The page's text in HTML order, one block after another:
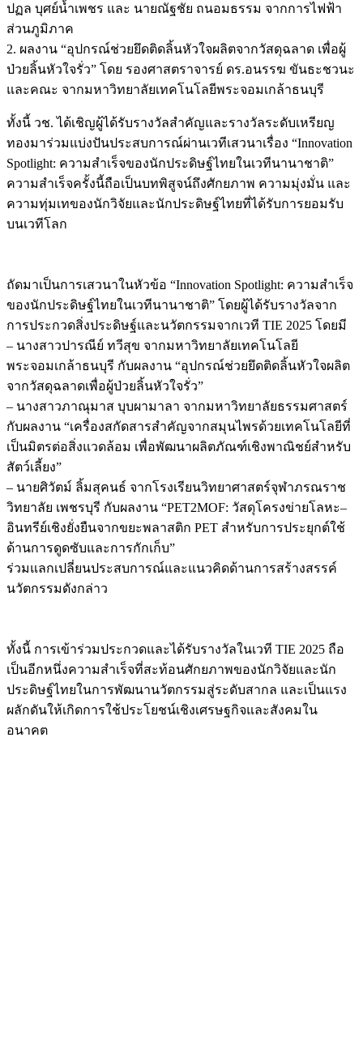
ปฏล บุศย์น้ำเพชร และ นายณัฐชัย ถนอมธรรม จากการไฟฟ้า
ส่วนภูมิภาค
2. ผลงาน “อุปกรณ์ช่วยยึดติดลิ้นหัวใจผลิตจากวัสดุฉลาด เพื่อผู้
ป่วยลิ้นหัวใจรั่ว” โดย รองศาสตราจารย์ ดร.อนรรฆ ขันธะชวนะ
และคณะ จากมหาวิทยาลัยเทคโนโลยีพระจอมเกล้าธนบุรี
ทั้งนี้ วช. ได้เชิญผู้ได้รับรางวัลสำคัญและรางวัลระดับเหรียญ
ทองมาร่วมแบ่งปันประสบการณ์ผ่านเวทีเสวนาเรื่อง “Innovation
Spotlight: ความสำเร็จของนักประดิษฐ์ไทยในเวทีนานาชาติ”
ความสำเร็จครั้งนี้ถือเป็นบทพิสูจน์ถึงศักยภาพ ความมุ่งมั่น และ
ความทุ่มเทของนักวิจัยและนักประดิษฐ์ไทยที่ได้รับการยอมรับ
บนเวทีโลก
ถัดมาเป็นการเสวนาในหัวข้อ “Innovation Spotlight: ความสำเร็จ
ของนักประดิษฐ์ไทยในเวทีนานาชาติ” โดยผู้ได้รับรางวัลจาก
การประกวดสิ่งประดิษฐ์และนวัตกรรมจากเวที TIE 2025 โดยมี
– นางสาวปารณีย์ ทวีสุข จากมหาวิทยาลัยเทคโนโลยี
พระจอมเกล้าธนบุรี กับผลงาน “อุปกรณ์ช่วยยึดติดลิ้นหัวใจผลิต
จากวัสดุฉลาดเพื่อผู้ป่วยลิ้นหัวใจรั่ว”
– นางสาวภาณุมาส บุบผามาลา จากมหาวิทยาลัยธรรมศาสตร์
กับผลงาน “เครื่องสกัดสารสำคัญจากสมุนไพรด้วยเทคโนโลยีที่
เป็นมิตรต่อสิ่งแวดล้อม เพื่อพัฒนาผลิตภัณฑ์เชิงพาณิชย์สำหรับ
สัตว์เลี้ยง”
– นายศิวัตม์ ลิ้มสุคนธ์ จากโรงเรียนวิทยาศาสตร์จุฬาภรณราช
วิทยาลัย เพชรบุรี กับผลงาน “PET2MOF: วัสดุโครงข่ายโลหะ–
อินทรีย์เชิงยั่งยืนจากขยะพลาสติก PET สำหรับการประยุกต์ใช้
ด้านการดูดซับและการกักเก็บ”
ร่วมแลกเปลี่ยนประสบการณ์และแนวคิดด้านการสร้างสรรค์
นวัตกรรมดังกล่าว
ทั้งนี้ การเข้าร่วมประกวดและได้รับรางวัลในเวที TIE 2025 ถือ
เป็นอีกหนึ่งความสำเร็จที่สะท้อนศักยภาพของนักวิจัยและนัก
ประดิษฐ์ไทยในการพัฒนานวัตกรรมสู่ระดับสากล และเป็นแรง
ผลักดันให้เกิดการใช้ประโยชน์เชิงเศรษฐกิจและสังคมใน
อนาคต